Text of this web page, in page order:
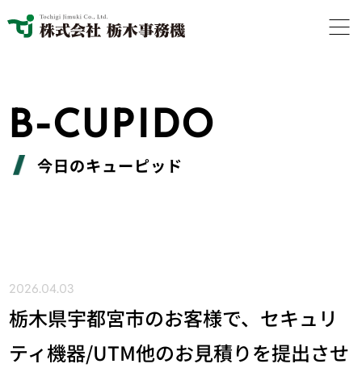
B-CUPIDO
今日のキューピッド
2026.04.03
栃木県宇都宮市のお客様で、セキュリ
ティ機器/UTM他のお見積りを提出させ